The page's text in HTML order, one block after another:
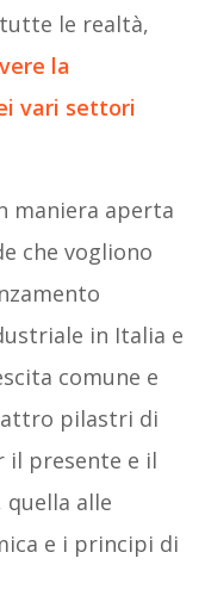
tutte le realtà,
la
vari settori
maniera aperta
che vogliono
in Italia e
comune e
pilastri di
il presente e il
alle
e i principi di